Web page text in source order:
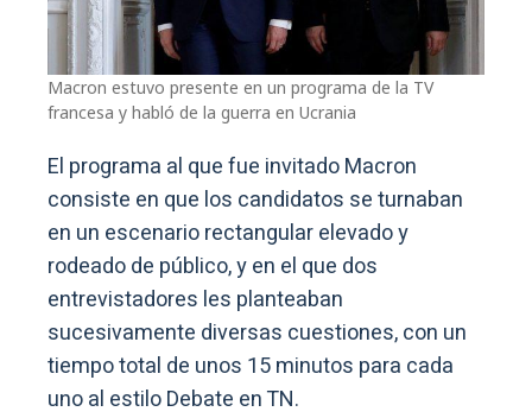
Macron estuvo presente en un programa de la TV
francesa y habló de la guerra en Ucrania
El programa al que fue invitado Macron
consiste en que los candidatos se turnaban
en un escenario rectangular elevado y
rodeado de público, y en el que dos
entrevistadores les planteaban
sucesivamente diversas cuestiones, con un
tiempo total de unos 15 minutos para cada
uno al estilo Debate en TN.